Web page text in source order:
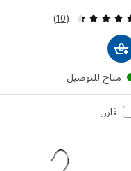
مراجعة: 4.4 من أصل 5 نجوم. إجمالي المراجعات:
(10)
للتوصيل
قارن